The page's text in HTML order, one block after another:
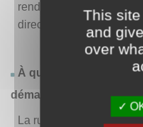
This
and
over
rendez-vous dans le
directement en page
À quoi correspond la
démarche » ?
La rubrique « Effectuer